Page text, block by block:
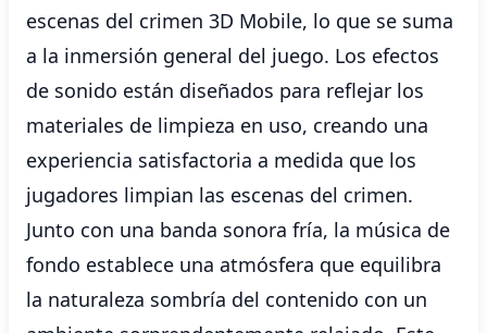
escenas del crimen 3D Mobile, lo que se suma
a la inmersión general del juego. Los efectos
de sonido están diseñados para reflejar los
materiales de limpieza en uso, creando una
experiencia satisfactoria a medida que los
jugadores limpian las escenas del crimen.
Junto con una banda sonora fría, la música de
fondo establece una atmósfera que equilibra
la naturaleza sombría del contenido con un